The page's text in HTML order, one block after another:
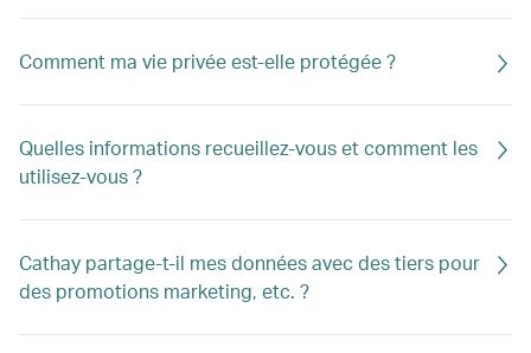
Comment ma vie privée est-elle protégée ?
Quelles informations recueillez-vous et comment les
utilisez-vous ?
Cathay partage-t-il mes données avec des tiers pour
des promotions marketing, etc. ?